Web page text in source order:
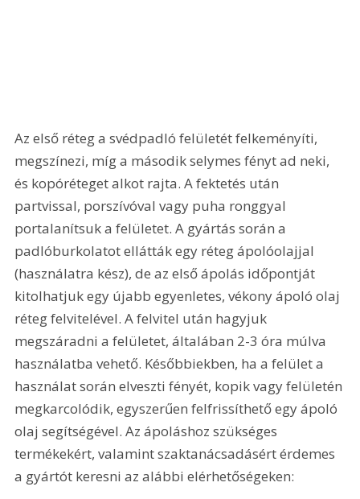
Az első réteg a svédpadló felületét felkeményíti,
megszínezi, míg a második selymes fényt ad neki,
és kopóréteget alkot rajta. A fektetés után
partvissal, porszívóval vagy puha ronggyal
portalanítsuk a felületet. A gyártás során a
padlóburkolatot ellátták egy réteg ápolóolajjal
(használatra kész), de az első ápolás időpontját
kitolhatjuk egy újabb egyenletes, vékony ápoló olaj
réteg felvitelével. A felvitel után hagyjuk
megszáradni a felületet, általában 2-3 óra múlva
használatba vehető. Későbbiekben, ha a felület a
használat során elveszti fényét, kopik vagy felületén
megkarcolódik, egyszerűen felfrissíthető egy ápoló
olaj segítségével. Az ápoláshoz szükséges
termékekért, valamint szaktanácsadásért érdemes
a gyártót keresni az alábbi elérhetőségeken: